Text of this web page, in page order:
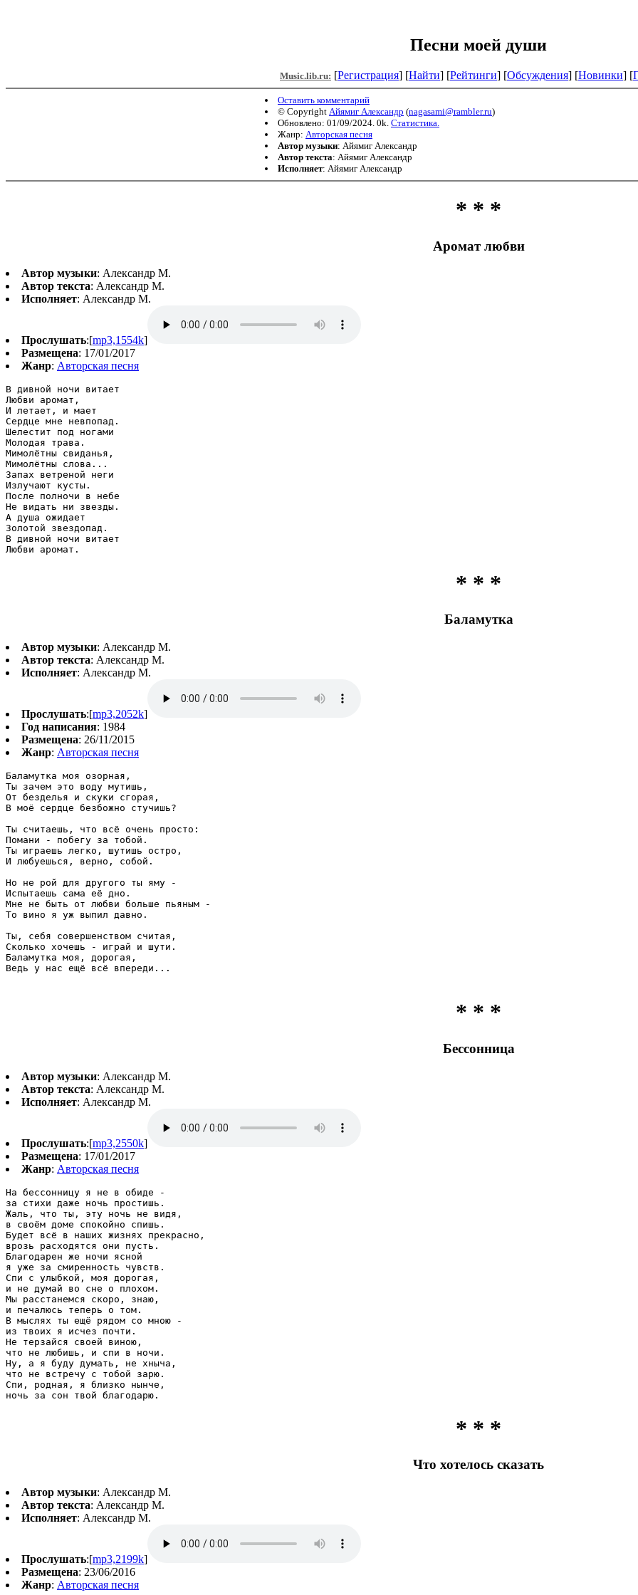
Песни моей души
Music.lib.ru: [Регистрация] [Найти] [Рейтинги] [Обсуждения] [Новинки] [
Оставить комментарий
© Copyright Айямиг Александр (nagasami@rambler.ru)
Обновлено: 01/09/2024. 0k. Статистика.
Жанр: Авторская песня
Автор музыки: Айямиг Александр
Автор текста: Айямиг Александр
Исполняет: Айямиг Александр
* * *
Аромат любви
Автор музыки: Александр М.
Автор текста: Александр М.
Исполняет: Александр М.
Прослушать:[mp3,1554k]
Размещена: 17/01/2017
Жанр: Авторская песня
В дивной ночи витает
Любви аромат,
И летает, и мает
Сердце мне невпопад.
Шелестит под ногами
Молодая трава.
Мимолётны свиданья,
Мимолётны слова...
Запах ветреной неги
Излучают кусты.
После полночи в небе
Не видать ни звезды.
А душа ожидает
Золотой звездопад.
В дивной ночи витает
* * *
Баламутка
Автор музыки: Александр М.
Автор текста: Александр М.
Исполняет: Александр М.
Прослушать:[mp3,2052k]
Год написания: 1984
Размещена: 26/11/2015
Жанр: Авторская песня
Баламутка моя озорная,
Ты зачем это воду мутишь,
От безделья и скуки сгорая,
В моё сердце безбожно стучишь?
Ты считаешь, что всё очень просто:
Помани - побегу за тобой.
Ты играешь легко, шутишь остро,
И любуешься, верно, собой.
Но не рой для другого ты яму -
Испытаешь сама её дно.
Мне не быть от любви больше пьяным -
То вино я уж выпил давно.
Ты, себя совершенством считая,
Сколько хочешь - играй и шути.
Баламутка моя, дорогая,
Ведь у нас ещё всё впереди...
* * *
Бессонница
Автор музыки: Александр М.
Автор текста: Александр М.
Исполняет: Александр М.
Прослушать:[mp3,2550k]
Размещена: 17/01/2017
Жанр: Авторская песня
На бессонницу я не в обиде -
за стихи даже ночь простишь.
Жаль, что ты, эту ночь не видя,
в своём доме спокойно спишь.
Будет всё в наших жизнях прекрасно,
врозь расходятся они пусть.
Благодарен же ночи ясной
я уже за смиренность чувств.
Спи с улыбкой, моя дорогая,
и не думай во сне о плохом.
Мы расстанемся скоро, знаю,
и печалюсь теперь о том.
В мыслях ты ещё рядом со мною -
из твоих я исчез почти.
Не терзайся своей виною,
что не любишь, и спи в ночи.
Ну, а я буду думать, не хныча,
что не встречу с тобой зарю.
Спи, родная, я близко нынче,
* * *
Что хотелось сказать
Автор музыки: Александр М.
Автор текста: Александр М.
Исполняет: Александр М.
Прослушать:[mp3,2199k]
Размещена: 23/06/2016
Жанр: Авторская песня